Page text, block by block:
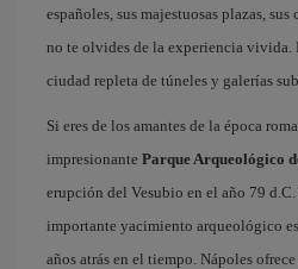
españoles, sus majestuosas plazas,
no te olvides de la experiencia vivida.
ciudad repleta de túneles y galerías
Si eres de los amantes de la época
impresionante Parque Arqueológico
erupción del Vesubio en el año 79 d.C.
importante yacimiento arqueológico
años atrás en el tiempo. Nápoles